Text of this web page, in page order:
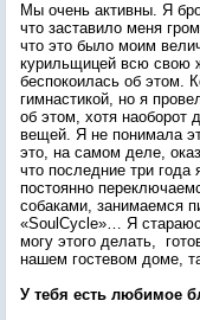
Мы очень активны. Я
что заставило меня
что это было моим
курильщицей всю свою
беспокоилась об этом.
гимнастикой, но я
об этом, хотя наоборот
вещей. Я не понимала
это, на самом деле,
что последние три
постоянно
собаками, занимаемся
«SoulCycle»… Я
могу этого делать,
нашем гостевом доме,
У тебя есть любимое